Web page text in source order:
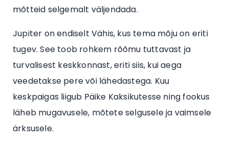
mõtteid selgemalt väljendada.
Jupiter on endiselt Vähis, kus tema mõju on eriti
tugev. See toob rohkem rõõmu tuttavast ja
turvalisest keskkonnast, eriti siis, kui aega
veedetakse pere või lähedastega. Kuu
keskpaigas liigub Päike Kaksikutesse ning fookus
läheb mugavusele, mõtete selgusele ja vaimsele
ärksusele.